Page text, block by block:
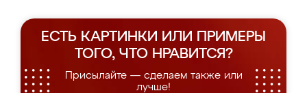
ЕСТЬ КАРТИНКИ ИЛИ ПРИМЕРЫ
ТОГО, ЧТО НРАВИТСЯ?
Присылайте — сделаем также или
лучше!